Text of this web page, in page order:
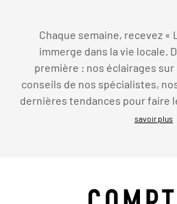
Chaque semaine, recevez «
immerge dans la vie locale.
première : nos éclairages
conseils de nos spécialistes,
dernières tendances pour faire
savoir plus